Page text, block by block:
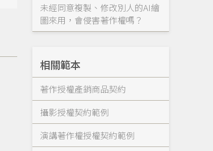
未經同意複製、修改別人的AI繪
圖來用，會侵害著作權嗎？
相關範本
著作授權產銷商品契約
攝影授權契約範例
演講著作權授權契約範例